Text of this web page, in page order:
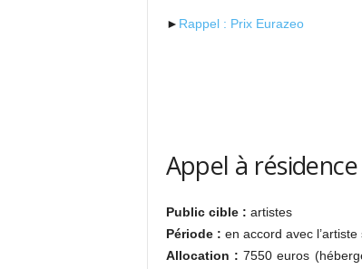
► Rappel : Prix Eurazeo
Appel à
Public cible : artistes
Période : en accord avec
Allocation : 7550 euros